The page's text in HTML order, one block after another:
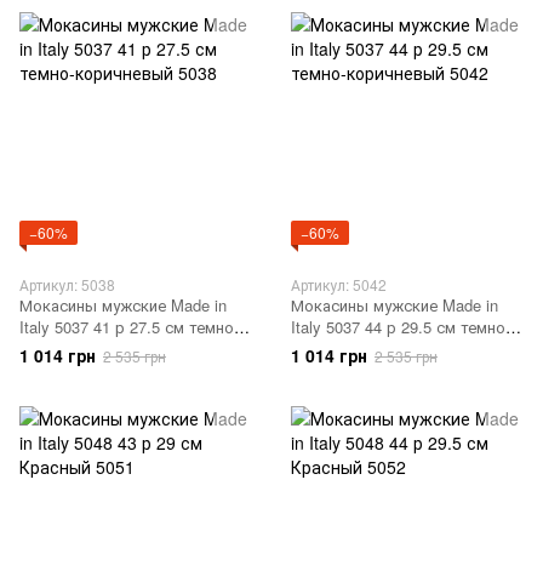
−60%
Артикул: 5038
Мокасины мужские Made in
Italy 5037 41 р 27.5 см темно-
коричневый 5038
1 014 грн 2 535 грн
−60%
Артикул: 5042
Мокасины мужские Made in
Italy 5037 44 р 29.5 см темно-
коричневый 5042
1 014 грн 2 535 грн